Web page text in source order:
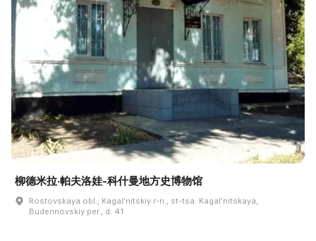
柳德米拉·帕夫洛娃-科什曼地方史博物馆
Rostovskaya obl., Kagalʹnitskiy r-n., st-tsa. Kagalʹnitskaya,
Budennovskiy per., d. 41